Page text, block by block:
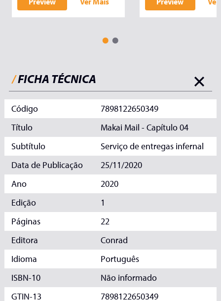
/FICHA TÉCNICA
Código
7898122650349
Título
Makai Mail - Capítulo 04
Subtítulo
Serviço de entregas infernal
Data de Publicação
25/11/2020
Ano
2020
Edição
1
Páginas
22
Editora
Conrad
Idioma
Português
ISBN-10
Não informado
GTIN-13
7898122650349